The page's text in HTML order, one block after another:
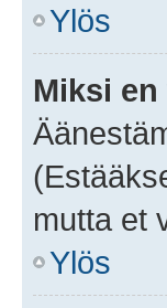
Ylös
Miksi
mutta et
Ylös